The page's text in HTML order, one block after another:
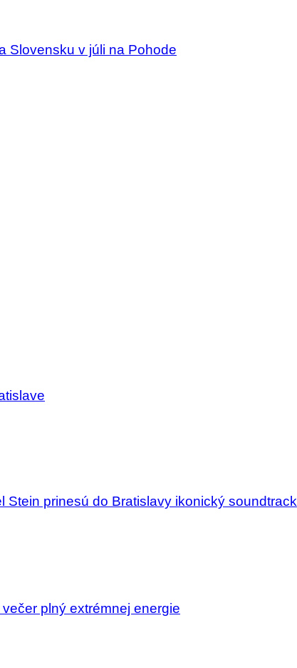
Slovensku v júli na Pohode
prinesú do Bratislavy ikonický soundtrack
plný extrémnej energie